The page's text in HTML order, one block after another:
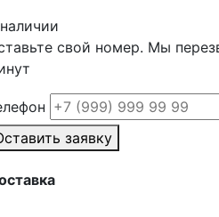
свой номер. Мы
заявку